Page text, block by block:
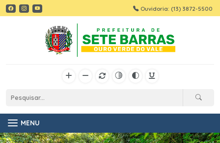
Ouvidoria: (13) 3872-5500
MENU